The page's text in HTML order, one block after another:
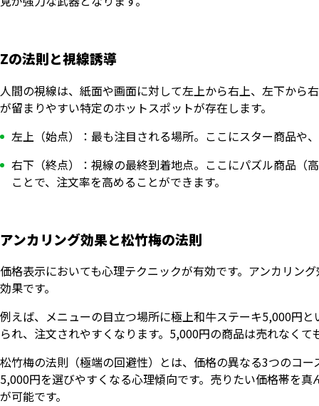
Zの法則と視線誘導
人間の視線は、紙面や画面に対して左上から右上、左下から
が留まりやすい特定のホットスポットが存在します。
左上（始点）：最も注目される場所。ここにスター商品や
右下（終点）：視線の最終到着地点。ここにパズル商品（
ことで、注文率を高めることができます。
アンカリング効果と松竹梅の法則
価格表示においても心理テクニックが有効です。アンカリン
効果です。
例えば、メニューの目立つ場所に極上和牛ステーキ5,000円
られ、注文されやすくなります。5,000円の商品は売れなく
松竹梅の法則（極端の回避性）とは、価格の異なる3つのコ
5,000円を選びやすくなる心理傾向です。売りたい価格帯を
が可能です。